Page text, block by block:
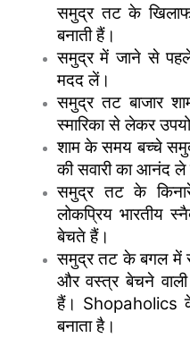
समुद्र तट के
बनाती हैं।
समुद्र में जाने से पहले
मदद लें।
समुद्र तट बाजार
स्मारिका से लेकर
शाम के समय बच्चे
की सवारी का आनंद
समुद्र तट के
लोकप्रिय भारतीय
बेचते हैं।
समुद्र तट के बगल में
और वस्त्र बेचने
हैं। Shopaholics
बनाता है।